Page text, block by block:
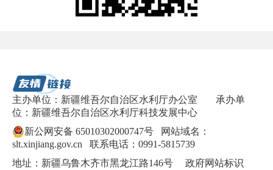
主办单位：新疆维吾尔自治区水利厅办公室
承办单
位：新疆维吾尔自治区水利厅科技发展中心
新公网安备 65010302000747号 网站域名：
slt.xinjiang.gov.cn 联系电话：0991-5815739
地址：新疆乌鲁木齐市黑龙江路146号 政府网站标识